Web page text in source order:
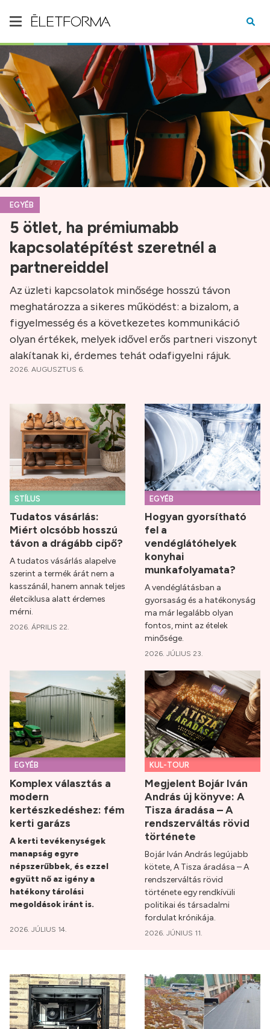
EGYÉB
5 ötlet, ha prémiumabb
kapcsolatépítést szeretnél a
partnereiddel
Az üzleti kapcsolatok minősége hosszú távon
meghatározza a sikeres működést: a bizalom, a
figyelmesség és a következetes kommunikáció
olyan értékek, melyek idővel erős partneri viszonyt
alakítanak ki, érdemes tehát odafigyelni rájuk.
2026. AUGUSZTUS 6.
STÍLUS
Tudatos vásárlás:
Miért olcsóbb hosszú
távon a drágább cipő?
A tudatos vásárlás alapelve
szerint a termék árát nem a
kasszánál, hanem annak teljes
életciklusa alatt érdemes
mérni.
2026. ÁPRILIS 22.
EGYÉB
Hogyan gyorsítható
fel a
vendéglátóhelyek
konyhai
munkafolyamata?
A vendéglátásban a
gyorsaság és a hatékonyság
ma már legalább olyan
fontos, mint az ételek
minősége.
2026. JÚLIUS 23.
EGYÉB
Komplex választás a
modern
kertészkedéshez: fém
kerti garázs
A kerti tevékenységek
manapság egyre
népszerűbbek, és ezzel
együtt nő az igény a
hatékony tárolási
megoldások iránt is.
2026. JÚLIUS 14.
KUL-TOUR
Megjelent Bojár Iván
András új könyve: A
Tisza áradása – A
rendszerváltás rövid
története
Bojár Iván András legújabb
kötete, A Tisza áradása – A
rendszerváltás rövid
története egy rendkívüli
politikai és társadalmi
fordulat krónikája.
2026. JÚNIUS 11.